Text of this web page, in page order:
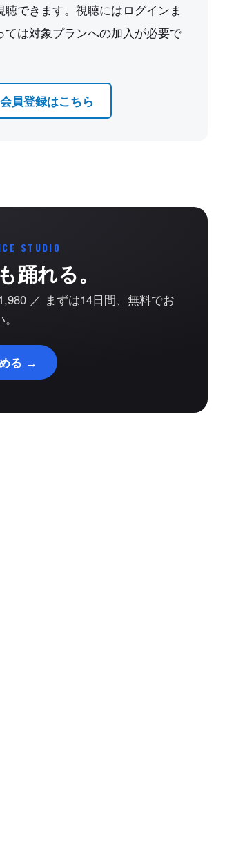
できます。視聴にはログインま
は対象プランへの加入が必要で
会員登録はこちら
STUDIO
踊れる。
／ まずは14日間、無料でお
る →